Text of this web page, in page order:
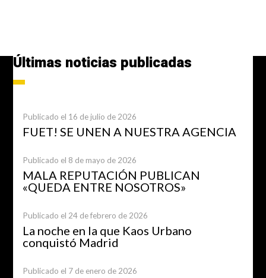
Últimas noticias publicadas
Publicado el 16 de julio de 2026
FUET! SE UNEN A NUESTRA AGENCIA
Publicado el 8 de mayo de 2026
MALA REPUTACIÓN PUBLICAN
«QUEDA ENTRE NOSOTROS»
Publicado el 24 de febrero de 2026
La noche en la que Kaos Urbano
conquistó Madrid
Publicado el 7 de enero de 2026